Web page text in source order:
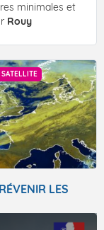
minimales et
Rouy
LES